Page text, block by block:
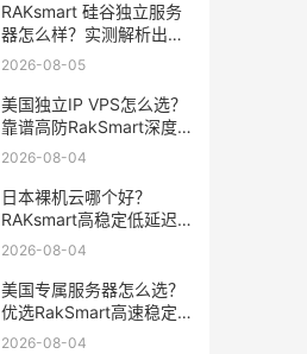
RAKsmart 硅谷独立服务
器怎么样？实测解析出海
业务选型参考
2026-08-05
美国独立IP VPS怎么选？
靠谱高防RakSmart深度
推荐
2026-08-04
日本裸机云哪个好？
RAKsmart高稳定低延迟
裸机云深度测评
2026-08-04
美国专属服务器怎么选？
优选RakSmart高速稳定
独立服务器
2026-08-04